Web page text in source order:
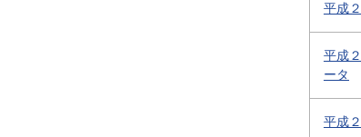
平成
平成
ータ
平成